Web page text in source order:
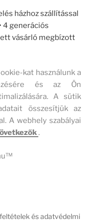
házhoz szállítással
4 generációs
vásárló megbízott
kat használunk a
és az Ön
A sütik
összesítjük az
A webhely szabályai
.
és adatvédelmi